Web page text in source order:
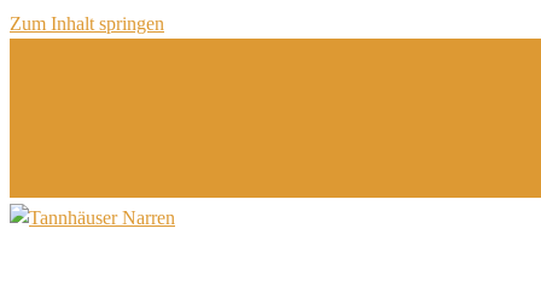
Zum Inhalt springen